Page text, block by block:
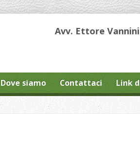
Avv. Ettore
Dove siamo Contattaci Link